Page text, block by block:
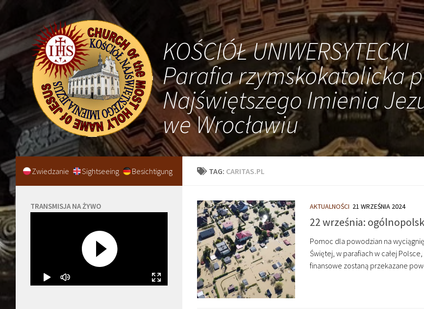
KOŚCIÓŁ UNIWERSYTECKI
Parafia rzymskokatolicka
Najświętszego Imienia
we Wrocławiu
TAG: CARITAS.PL
AKTUALNOŚCI 21 WRZEŚNIA 2024
22 września:
Pomoc dla powodzian na
Świętej, w parafiach w całej
finansowe zostaną przekazane
Zwiedzanie Sightseeing Besichtigung
TRANSMISJA NA ŻYWO